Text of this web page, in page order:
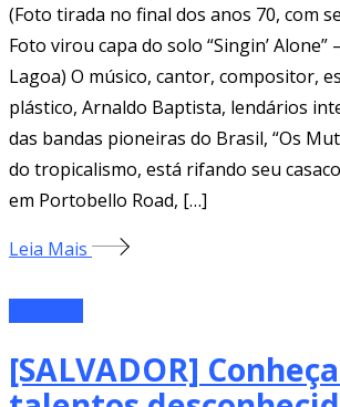
(Foto tirada no final dos anos 70, com
Foto virou capa do solo “Singin’ Alone”
Lagoa) O músico, cantor, compositor,
plástico, Arnaldo Baptista, lendários
das bandas pioneiras do Brasil, “Os
do tropicalismo, está rifando seu
em Portobello Road, […]
Leia Mais
[SALVADOR]